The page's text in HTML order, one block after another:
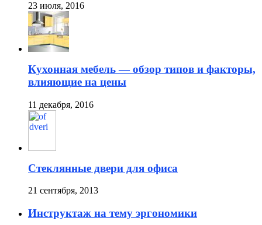
23 июля, 2016
Кухонная мебель — обзор типов и факторы,
влияющие на цены
11 декабря, 2016
Стеклянные двери для офиса
21 сентября, 2013
Инструктаж на тему эргономики